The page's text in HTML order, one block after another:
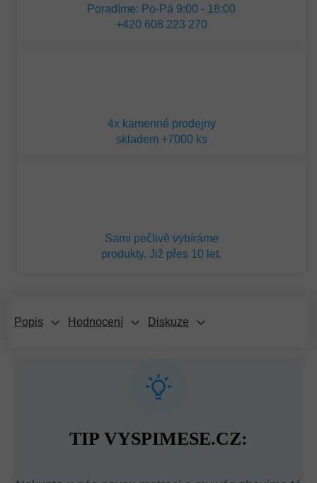
Poradíme: Po-Pá 9:00 - 18:00
+420 608 223 270
4x kamenné prodejny
skladem +7000 ks
Sami pečlivě vybíráme
produkty. Již přes 10 let.
Popis Hodnocení Diskuze
TIP VYSPIMESE.CZ: